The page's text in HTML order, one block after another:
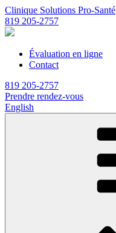
Clinique Solutions Pro-Santé
819 205-2757
Évaluation en ligne
Contact
819 205-2757
Prendre rendez-vous
English